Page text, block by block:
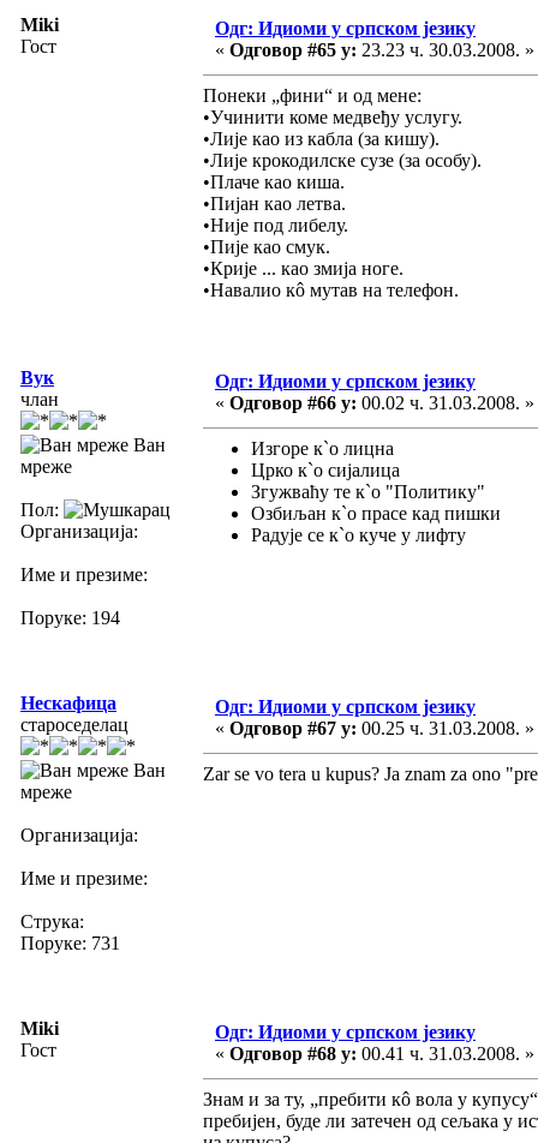
Miki
Гост
Одг: Идиоми у српском језику
« Одговор #65 у: 23.23 ч. 30.03.2008. »
Понеки „фини“ и од мене:
•Учинити коме медвеђу услугу.
•Лије као из кабла (за кишу).
•Лије крокодилске сузе (за особу).
•Плаче као киша.
•Пијан као летва.
•Није под либелу.
•Пије као смук.
•Крије ... као змија ноге.
•Навалио кô мутав на телефон.
Вук
члан
Ван
мреже
Пол:
Организација:
Име и презиме:
Поруке: 194
Одг: Идиоми у српском језику
« Одговор #66 у: 00.02 ч. 31.03.2008. »
Изгоре к`о лицна
Црко к`о сијалица
Згужваћу те к`о "Политику"
Озбиљан к`о прасе кад пишки
Радује се к`о куче у лифту
Нескафица
староседелац
Ван
мреже
Организација:
Име и презиме:
Струка:
Поруке: 731
Одг: Идиоми у српском језику
« Одговор #67 у: 00.25 ч. 31.03.2008. »
Zar se vo tera u kupus? Ja znam za ono
Miki
Гост
Одг: Идиоми у српском језику
« Одговор #68 у: 00.41 ч. 31.03.2008. »
Знам и за ту, „пребити кô вола у
пребијен, буде ли затечен од сељака у